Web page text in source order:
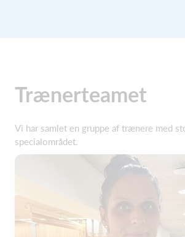
Trænerteamet
Vi har samlet en gruppe af trænere med
specialområdet.